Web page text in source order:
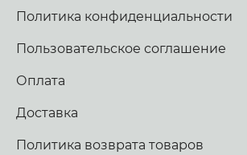
Политика конфиденциальности
Пользовательское соглашение
Оплата
Доставка
Политика возврата товаров